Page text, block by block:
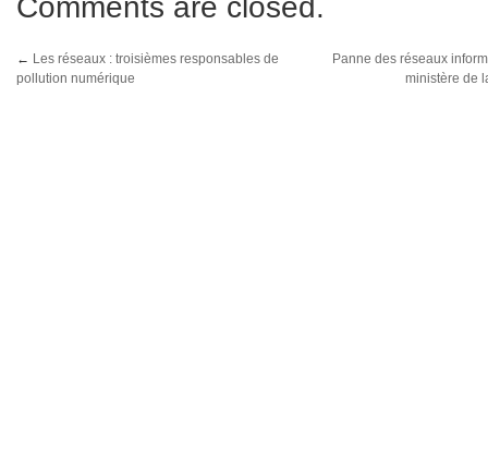
Comments are closed.
← Les réseaux : troisièmes responsables de
pollution numérique
Panne des réseaux
ministère de